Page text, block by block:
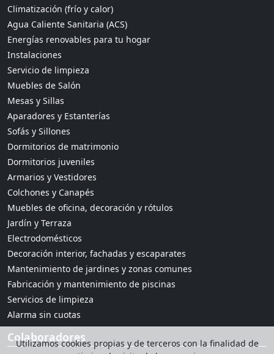
Utilizamos cookies propias y de terceros con la finalidad de
Climatización (frío y calor)
Agua Caliente Sanitaria (ACS)
Energías renovables para tu hogar
Instalaciones
Servicio de limpieza
Muebles de Salón
Mesas y Sillas
Aparadores y Estanterías
Sofás y Sillones
Dormitorios de matrimonio
Dormitorios juveniles
Armarios y Vestidores
Colchones y Canapés
Muebles de oficina, decoración y rótulos
Jardín y Terraza
Electrodomésticos
Decoración interior, fachadas y escaparates
Mantenimiento de jardines y zonas comunes
Fabricación y mantenimiento de piscinas
Servicios de limpieza
Alarma sin cuotas
Colaboradores